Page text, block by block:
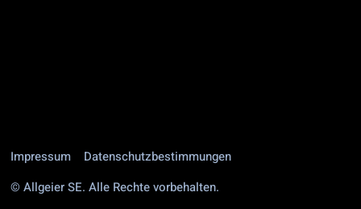
Impressum
Datenschutzbestimmungen
© Allgeier SE. Alle Rechte vorbehalten.